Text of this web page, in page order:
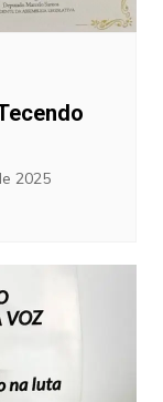
2025